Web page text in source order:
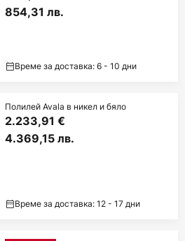
854,31 лв.
Време за доставка: 6 - 10 дни
Полилей Avala в никел и бяло
2.233,91 €
4.369,15 лв.
Време за доставка: 12 - 17 дни